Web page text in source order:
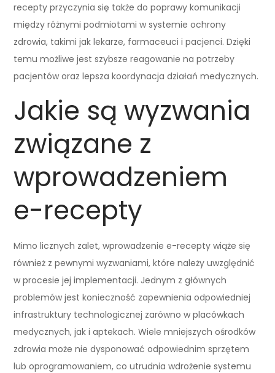
recepty przyczynia się także do poprawy komunikacji
między różnymi podmiotami w systemie ochrony
zdrowia, takimi jak lekarze, farmaceuci i pacjenci. Dzięki
temu możliwe jest szybsze reagowanie na potrzeby
pacjentów oraz lepsza koordynacja działań medycznych.
Jakie są wyzwania
związane z
wprowadzeniem
e-recepty
Mimo licznych zalet, wprowadzenie e-recepty wiąże się
również z pewnymi wyzwaniami, które należy uwzględnić
w procesie jej implementacji. Jednym z głównych
problemów jest konieczność zapewnienia odpowiedniej
infrastruktury technologicznej zarówno w placówkach
medycznych, jak i aptekach. Wiele mniejszych ośrodków
zdrowia może nie dysponować odpowiednim sprzętem
lub oprogramowaniem, co utrudnia wdrożenie systemu